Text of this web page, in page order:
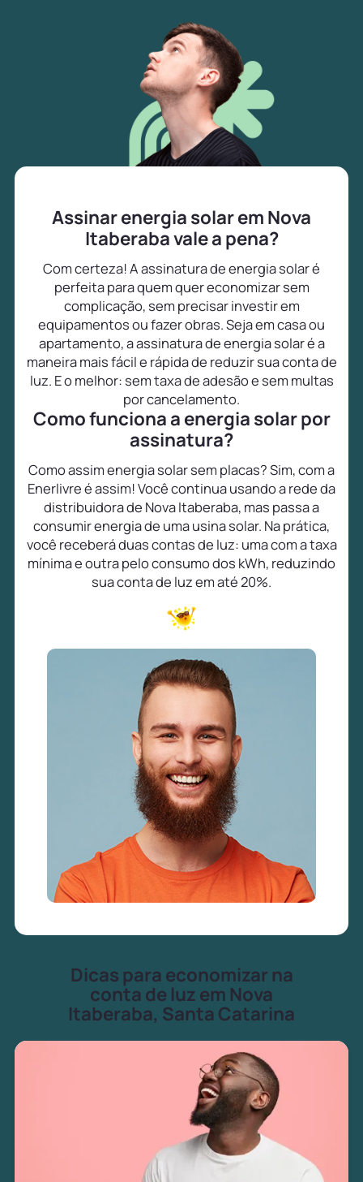
Assinar energia solar em Nova
Itaberaba vale a pena?
Com certeza! A assinatura de energia solar é
perfeita para quem quer economizar sem
complicação, sem precisar investir em
equipamentos ou fazer obras. Seja em casa ou
apartamento, a assinatura de energia solar é a
maneira mais fácil e rápida de reduzir sua conta de
luz. E o melhor: sem taxa de adesão e sem multas
por cancelamento.
Como funciona a energia solar por
assinatura?
Como assim energia solar sem placas? Sim, com a
Enerlivre é assim! Você continua usando a rede da
distribuidora de Nova Itaberaba, mas passa a
consumir energia de uma usina solar. Na prática,
você receberá duas contas de luz: uma com a taxa
mínima e outra pelo consumo dos kWh, reduzindo
sua conta de luz em até 20%.
Dicas para economizar na
conta de luz em Nova
Itaberaba, Santa Catarina